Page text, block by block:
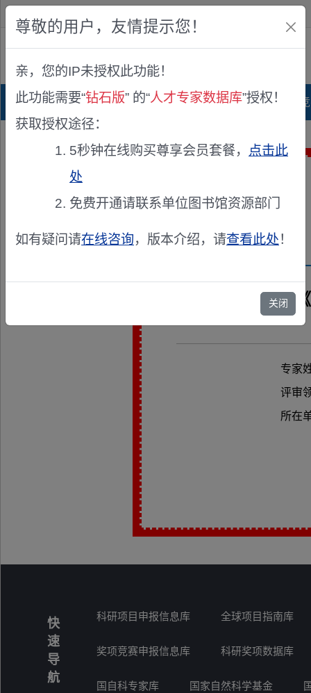
公众版
首页 科研项目库 项目指南库 奖项
兹聘请
专家
评审
所在
快
速
导
航
科研项目申报信息库 全球项目指南库
奖项竞赛申报信息库 科研奖项数据库
国自科专家库 国家自然科学基金
尊敬的用户，友情提示您！
亲，您的IP未授权此功能！
此功能需要“钻石版” 的“人才专家数据库”授权！
获取授权途径：
5秒钟在线购买尊享会员套餐， 点击此
处
免费开通请联系单位图书馆资源部门
如有疑问请在线咨询，版本介绍，请查看此处！
关闭